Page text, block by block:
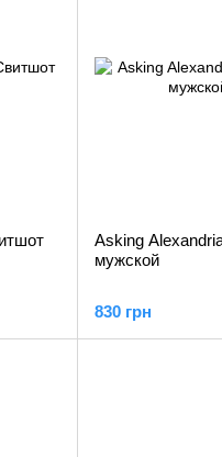
Asking
мужской
830 грн